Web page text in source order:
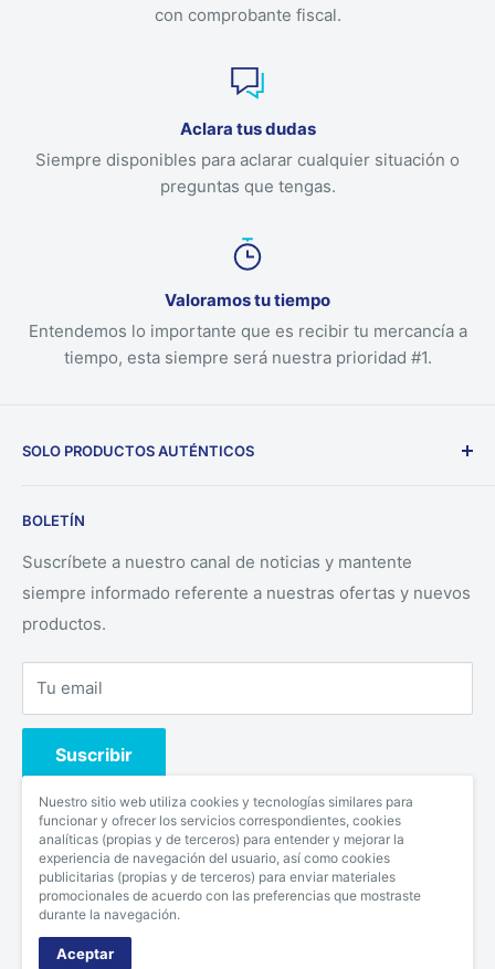
con comprobante fiscal.
Aclara tus dudas
Siempre disponibles para aclarar cualquier situación o
preguntas que tengas.
Valoramos tu tiempo
Entendemos lo importante que es recibir tu mercancía a
tiempo, esta siempre será nuestra prioridad #1.
SOLO PRODUCTOS AUTÉNTICOS
directamente desde los fabricantes.
BOLETÍN
Suscríbete a nuestro canal de noticias y mantente
siempre informado referente a nuestras ofertas y nuevos
productos.
Tu email
Suscribir
Síguenos
© 2026 MELCA DISTRO
Nuestro sitio web utiliza cookies y tecnologías similares para
funcionar y ofrecer los servicios correspondientes, cookies
analíticas (propias y de terceros) para entender y mejorar la
experiencia de navegación del usuario, así como cookies
publicitarias (propias y de terceros) para enviar materiales
promocionales de acuerdo con las preferencias que mostraste
durante la navegación.
Aceptar